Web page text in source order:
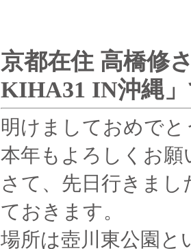
京都在住 高橋修
KIHA31 IN沖縄
明けましておめで
本年もよろしくお
さて、先日行きま
ておきます。
場所は壺川東公園と